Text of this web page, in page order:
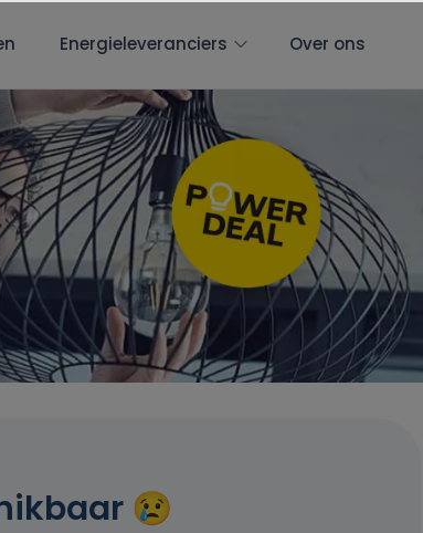
Energieleveranciers Over ons
😢